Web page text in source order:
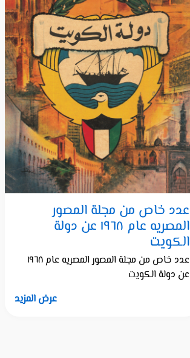
عدد خاص من مجلة المصور
المصريه عام ١٩٦٨ عن دولة
الكويت
عدد خاص من مجلة المصور المصريه عام ١٩٦٨
عن دولة الكويت
عرض المزيد